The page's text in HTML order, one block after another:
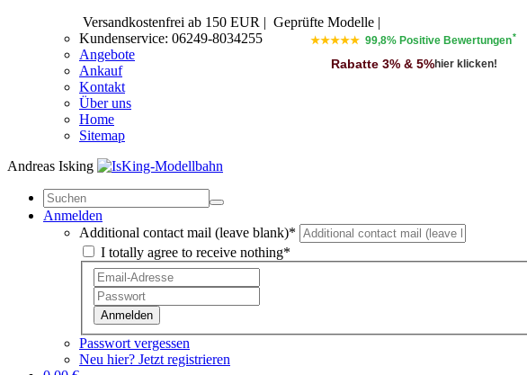
Versandkostenfrei ab 150 EUR | Geprüfte Modelle |
Kundenservice: 06249-8034255
Angebote
Ankauf
Kontakt
Über uns
Home
Sitemap
Andreas Isking
★★★★★ 99,8% Positive Bewertungen*
Rabatte 3% & 5%hier klicken!
Anmelden
Additional contact mail (leave blank)*
I totally agree to receive nothing*
Anmelden
Passwort vergessen
Neu hier? Jetzt registrieren